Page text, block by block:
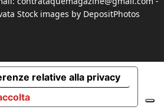
Stock images by DepositPhotos
relative alla privacy